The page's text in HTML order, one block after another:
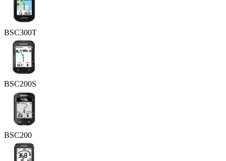
BSC300T
BSC200S
BSC200